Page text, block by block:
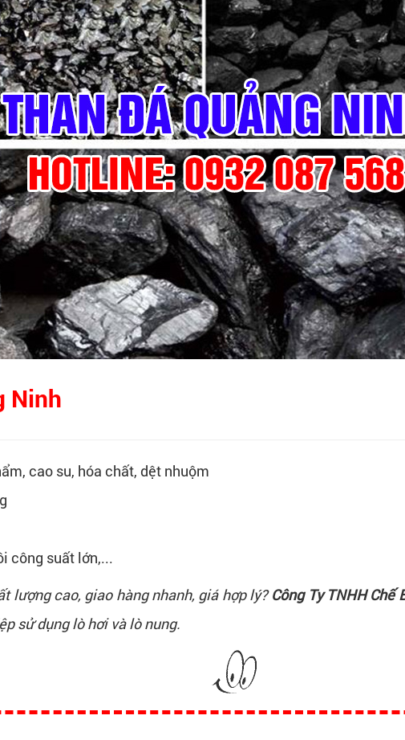
Ninh
cao su, hóa chất, dệt nhuộm
công suất lớn,...
lượng cao, giao hàng nhanh, giá hợp lý?Công Ty TNHH Chế
sử dụng lò hơi và lò nung.